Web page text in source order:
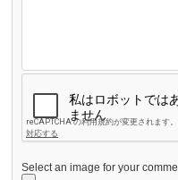
Select an image for your